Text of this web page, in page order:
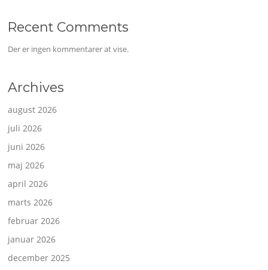
Recent Comments
Der er ingen kommentarer at vise.
Archives
august 2026
juli 2026
juni 2026
maj 2026
april 2026
marts 2026
februar 2026
januar 2026
december 2025